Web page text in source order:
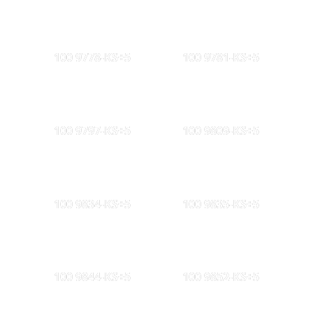
100 9778-KS+5 100 9781-KS+5
100 9797-KS+5 100 9809-KS+5
100 9834-KS+5 100 9835-KS+5
100 9844-KS+5 100 9852-KS+5